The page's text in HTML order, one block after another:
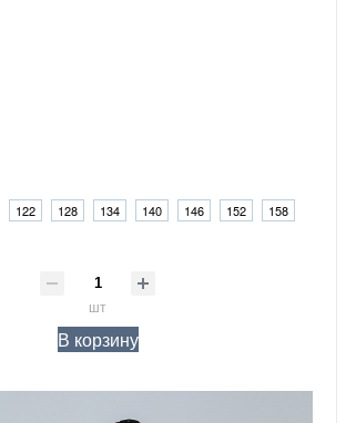
122 128 134 140 146 152
158
шт
В корзину